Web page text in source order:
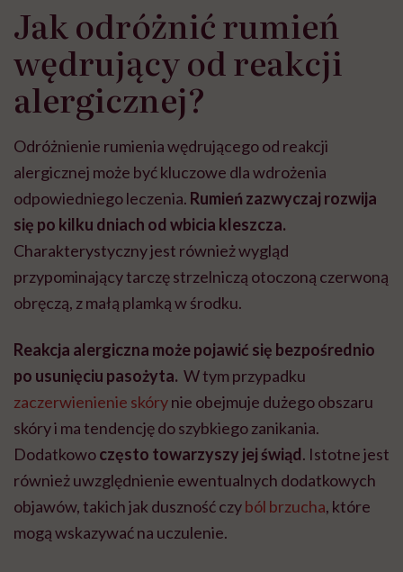
Jak odróżnić rumień
wędrujący od reakcji
alergicznej?
Odróżnienie rumienia wędrującego od reakcji
alergicznej może być kluczowe dla wdrożenia
odpowiedniego leczenia. Rumień zazwyczaj rozwija
się po kilku dniach od wbicia kleszcza.
Charakterystyczny jest również wygląd
przypominający tarczę strzelniczą otoczoną czerwoną
obręczą, z małą plamką w środku.
Reakcja alergiczna może pojawić się bezpośrednio
po usunięciu pasożyta. W tym przypadku
zaczerwienienie skórynie obejmuje dużego obszaru
skóry i ma tendencję do szybkiego zanikania.
Dodatkowoczęsto towarzyszy jej świąd. Istotne jest
również uwzględnienie ewentualnych dodatkowych
objawów, takich jak duszność czyból brzucha, które
mogą wskazywać na uczulenie.